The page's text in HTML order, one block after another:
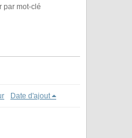
par mot-clé
Date d'ajout